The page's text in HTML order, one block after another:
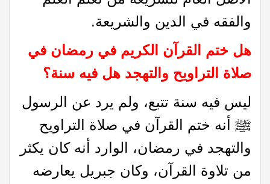
والفقه في الدين والشريعة.
هل ختم القرآن الكريم في رمضان في
صلاة التراويح والتهجد هل فيه سنة؟
ليس فيه سنة تتبع، ولم يرد عن الرسول
ﷺ أنه ختم القرآن في صلاة التراويح
والتهجد في رمضان، الوارد أنه كان يكثر
من تلاوة القرآن، وكان جبريل يعارضه